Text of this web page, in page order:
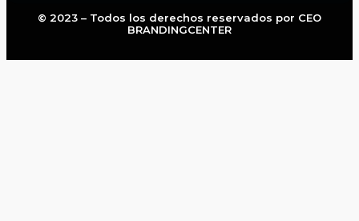
© 2023 – Todos los derechos reservados por CEO
BRANDINGCENTER